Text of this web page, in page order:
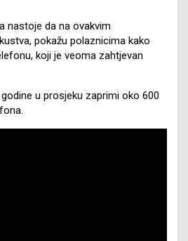
nastoje da na ovakvim
pokažu polaznicima kako
koji je veoma zahtjevan
godine u prosjeku zaprimi oko 600